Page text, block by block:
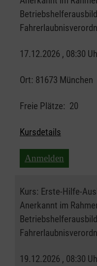
17.12.2026 , 08:30
Ort: 81673 München
Freie Plätze: 20
Kursdetails
Anmelden
Kurs: Erste-Hilfe-
Anerkannt im
19.12.2026 , 08:30